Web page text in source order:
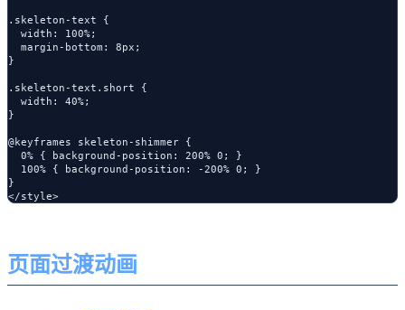
.skeleton-text {
  width: 100%;
  margin-bottom: 8px;
}
.skeleton-text.short {
  width: 40%;
}
@keyframes skeleton-shimmer {
  0% { background-position: 200% 0; }
  100% { background-position: -200% 0; }
}
页面过渡动画